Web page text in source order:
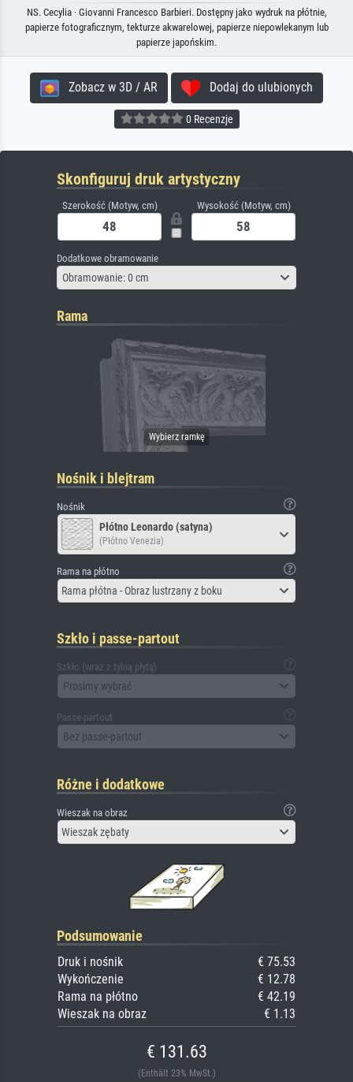
NS. Cecylia · Giovanni Francesco Barbieri. Dostępny jako wydruk na płótnie,
papierze fotograficznym, tekturze akwarelowej, papierze niepowlekanym lub
papierze japońskim.
Zobacz w 3D / AR Dodaj do ulubionych
0 Recenzje
Skonfiguruj druk artystyczny
Szerokość (Motyw, cm) Wysokość (Motyw, cm)
Dodatkowe obramowanie
Obramowanie: 0 cm
Rama
Nośnik i blejtram
Nośnik
Płótno Leonardo (satyna)
(Płótno Venezia)
Rama na płótno
Rama płótna - Obraz lustrzany z boku
Szkło i passe-partout
Szkło (wraz z tylną płytą)
Prosimy wybrać
Passe-partout
Bez passe-partout
Różne i dodatkowe
Wieszak na obraz
Wieszak zębaty
Podsumowanie
Druk i nośnik
€ 75.53
Wykończenie
€ 12.78
Rama na płótno
€ 42.19
Wieszak na obraz
€ 1.13
€ 131.63
(Enthält 23% MwSt.)